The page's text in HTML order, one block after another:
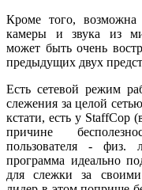
Кроме того,
камеры и звука из
может быть очень
предыдущих двух
Есть сетевой режим
слежения за целой
кстати, есть у StaffCop
причине
пользователя - физ.
программа идеально
для слежки за